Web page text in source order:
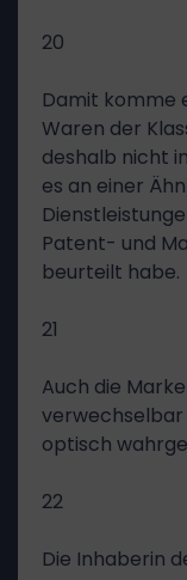
20
Damit komme
Waren der
deshalb nicht
es an einer
Patent- und
beurteilt habe.
21
Auch die
verwechselbar
optisch
22
Die Inhaberin